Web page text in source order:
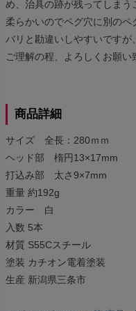
め、治具の跡が残ってしまう
柔らかいのでペグ穴に別のペ
バリと勘違いしやすいですが
ご理解の程、よろしくお願い
商品詳細
サイズ 全長：280ｍｍ
ヘッド部 楕円13×17mm
打込み部 太さ9×7mm
重量 約192g
カラー 白
入数 5本
材質 S55Cスチール
塗装 カチオン電着塗装
生産 新潟県三条市